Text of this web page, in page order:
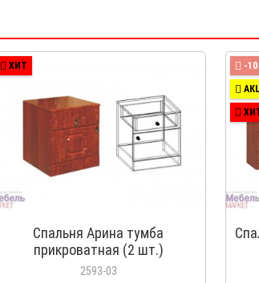
ХИТ
Спальня Арина тумба
прикроватная (2 шт.)
2593-03
-10